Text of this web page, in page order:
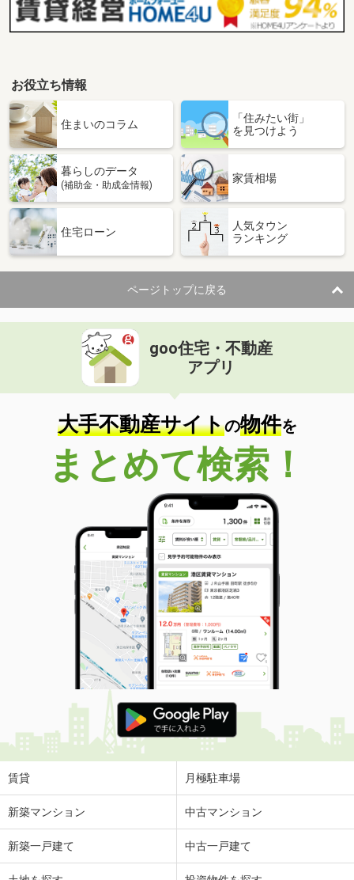
お役立ち情報
住まいのコラム
「住みたい街」
を見つけよう
暮らしのデータ
(補助金・助成金情報)
家賃相場
住宅ローン
人気タウン
ランキング
ページトップに戻る
goo住宅・不動産
アプリ
大手不動産サイトの物件を
まとめて検索！
賃貸 月極駐車場
新築マンション 中古マンション
新築一戸建て 中古一戸建て